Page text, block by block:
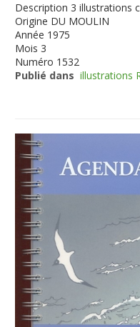
Description 3 illustrations
Origine DU MOULIN
Année 1975
Mois 3
Numéro 1532
Publié dans illustrations